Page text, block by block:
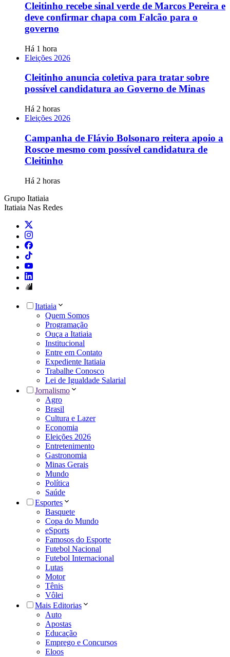
Cleitinho recebe sinal verde de Marcos Pereira e
deve confirmar chapa com Falcão para o
governo
Há 1 hora
Eleições 2026
Cleitinho anuncia coletiva para tratar sobre
possível candidatura ao Governo de Minas
Há 2 horas
Eleições 2026
Campanha de Flávio Bolsonaro reitera apoio a
Roscoe mesmo com possível candidatura de
Cleitinho
Há 2 horas
Grupo Itatiaia
Itatiaia Nas Redes
Itatiaia
Quem Somos
Programação
Ouça a Itatiaia
Institucional
Entre em Contato
Expediente Itatiaia
Trabalhe Conosco
Lei de Igualdade Salarial
Jornalismo
Agro
Brasil
Cultura e Lazer
Economia
Eleições 2026
Entretenimento
Gastronomia
Minas Gerais
Mundo
Política
Saúde
Esportes
Basquete
Copa do Mundo
eSports
Famosos do Esporte
Futebol Nacional
Futebol Internacional
Lutas
Motor
Tênis
Vôlei
Mais Editorias
Auto
Apostas
Educação
Emprego e Concursos
Eloos